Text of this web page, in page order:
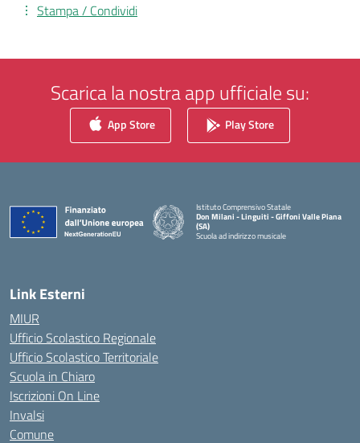
Stampa / Condividi
Scarica la nostra app ufficiale su:
App Store Play Store
Istituto Comprensivo Statale
Don Milani - Linguiti - Giffoni Valle Piana
(SA)
Scuola ad indirizzo musicale
Link Esterni
MIUR
Ufficio Scolastico Regionale
Ufficio Scolastico Territoriale
Scuola in Chiaro
Iscrizioni On Line
Invalsi
Comune